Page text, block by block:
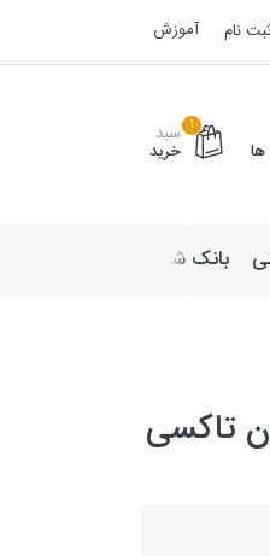
نام آموزش
1 سبد
خرید
بانک شماره موبایل لوازم
تاکسی